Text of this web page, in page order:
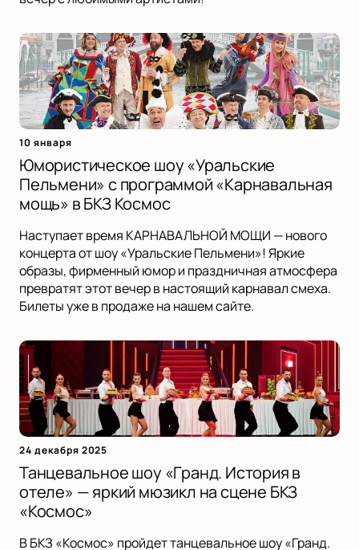
10 января
Юмористическое шоу «Уральские
Пельмени» с программой «Карнавальная
мощь» в БКЗ Космос
Наступает время КАРНАВАЛЬНОЙ МОЩИ — нового
концерта от шоу «Уральские Пельмени»! Яркие
образы, фирменный юмор и праздничная атмосфера
превратят этот вечер в настоящий карнавал смеха.
Билеты уже в продаже на нашем сайте.
24 декабря 2025
Танцевальное шоу «Гранд. История в
отеле» — яркий мюзикл на сцене БКЗ
«Космос»
В БКЗ «Космос» пройдет танцевальное шоу «Гранд.